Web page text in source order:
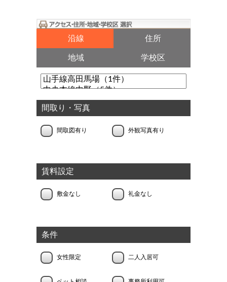
沿線 住所
地域 学校区
間取り・写真
間取図有り 外観写真有り
賃料設定
敷金なし 礼金なし
条件
女性限定 二人入居可